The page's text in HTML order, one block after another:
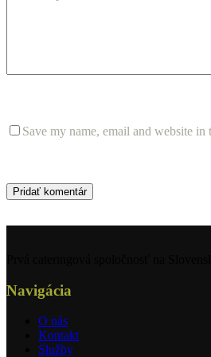
Save my name, email and website
Pridať komentár
Navigácia
O nás
Kontakt
Služby